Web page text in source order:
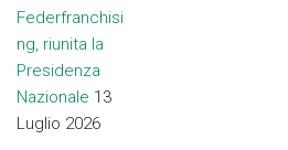
Federfranchisi
ng, riunita la
Presidenza
Nazionale 13
Luglio 2026